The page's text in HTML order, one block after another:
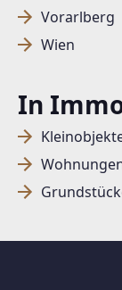
Vorarlberg
Wien
In
Dieser Filter
Sie weitere Filter!
Ich
in den
zu.